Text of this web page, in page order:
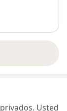
Usted